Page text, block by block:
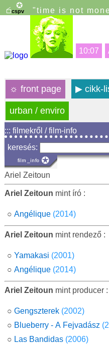
"time is not
10:07
☼ front page ▶cikk-
urban / enviro
::: filmekről / film-info
keresés:
Ariel Zeitoun
Ariel Zeitoun mint író :
○ Angélique (2014)
Ariel Zeitoun mint rendező :
○ Yamakasi (2001)
○ Angélique (2014)
Ariel Zeitoun mint producer :
○ Gengszterek (2002)
○ Blueberry - A Fejvadász
○ Las Bandidas (2006)